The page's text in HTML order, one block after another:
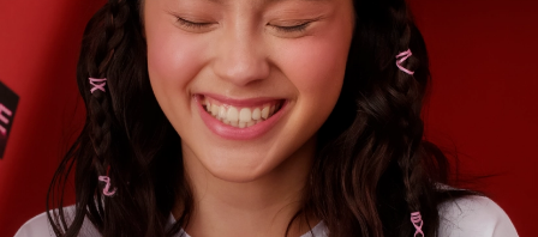
Mes appareils
Mes commandes
Mes adresses
Mes abonnements
FAQ™ Pure Beauty-Tech Elixir
issa™ Teeth Whitening Set
English Deutsch
Español
Français
Italiano
Português
Polski
Svenska
Русский
Türkçe
简体中文 繁體中文